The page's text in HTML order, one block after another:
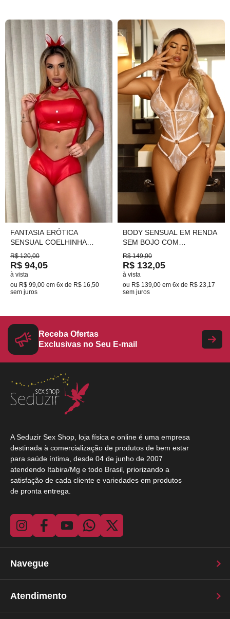
FANTASIA ERÓTICA
SENSUAL COELHINHA
VERMELHA DE SHORT Ref.:
03016 TAM. G
R$ 120,00
R$ 94,05
à vista
ou R$ 99,00 em 6x de R$ 16,50
sem juros
BODY SENSUAL EM RENDA
SEM BOJO COM
REGULAGEM BRANCO
TAM.46(GG) COD.5212
R$ 149,00
R$ 132,05
à vista
ou R$ 139,00 em 6x de R$ 23,17
sem juros
Receba Ofertas
Exclusivas no Seu E-mail
A Seduzir Sex Shop, loja física e online é uma empresa
destinada à comercialização de produtos de bem estar
para saúde íntima, desde 04 de junho de 2007
atendendo Itabira/Mg e todo Brasil, priorizando a
satisfação de cada cliente e variedades em produtos
de pronta entrega.
Navegue
Atendimento